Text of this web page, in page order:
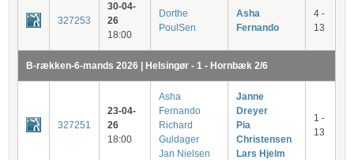
327253
30-04-
26
18:00
Dorthe
PoulSen
Asha
Fernando
4 -
13
B-rækken-6-mands 2026 | Helsingør - 1 - Hornbæk 2/6
327251
23-04-
26
18:00
Asha
Fernando
Richard
Guldager
Jan Nielsen
Janne
Dreyer
Pia
Christensen
Lars Hjelm
1 -
13